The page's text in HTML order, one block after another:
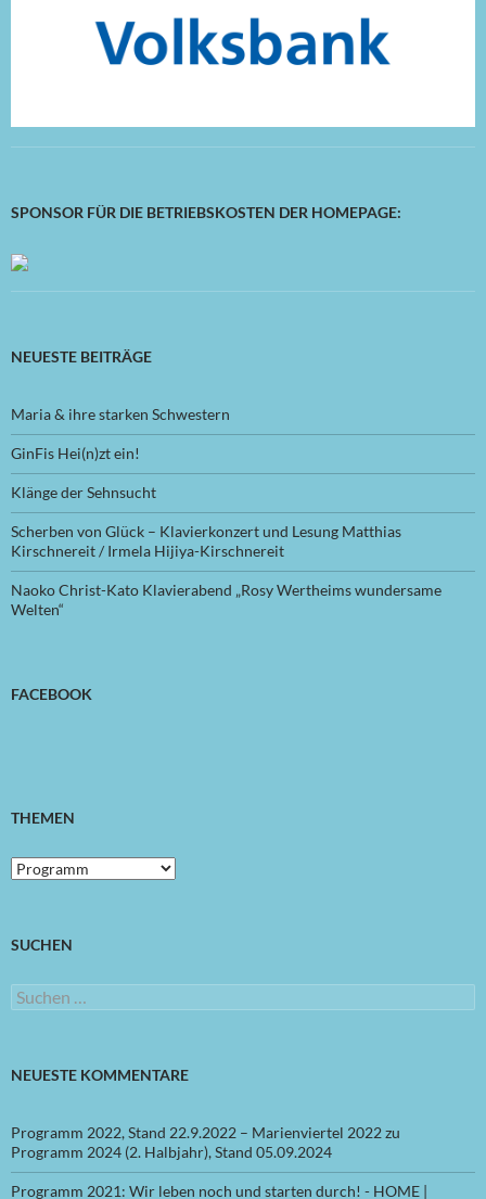
SPONSOR FÜR DIE BETRIEBSKOSTEN DER HOMEPAGE:
NEUESTE BEITRÄGE
Maria & ihre starken Schwestern
GinFis Hei(n)zt ein!
Klänge der Sehnsucht
Scherben von Glück – Klavierkonzert und Lesung Matthias
Kirschnereit / Irmela Hijiya-Kirschnereit
Naoko Christ-Kato Klavierabend „Rosy Wertheims wundersame
Welten“
FACEBOOK
THEMEN
Themen
SUCHEN
Suchen
nach:
NEUESTE KOMMENTARE
Programm 2022, Stand 22.9.2022 – Marienviertel 2022zu
Programm 2024 (2. Halbjahr), Stand 05.09.2024
Programm 2021: Wir leben noch und starten durch! - HOME |